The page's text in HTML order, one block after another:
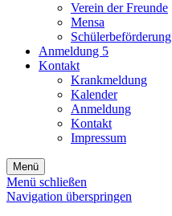
Verein der Freunde
Mensa
Schülerbeförderung
Anmeldung 5
Kontakt
Krankmeldung
Kalender
Anmeldung
Kontakt
Impressum
Menü
Menü schließen
Navigation überspringen